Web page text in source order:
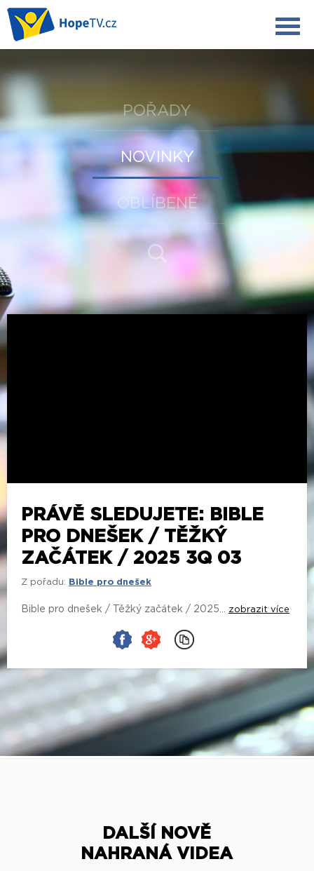
POŘADY
NOVINKY
OBLÍBENÉ
PRÁVĚ SLEDUJETE: BIBLE
PRO DNEŠEK / TĚŽKÝ
ZAČÁTEK / 2025 3Q 03
Z pořadu: Bible pro dnešek
Bible pro dnešek / Těžký začátek / 2025... zobrazit více
DALŠÍ NOVĚ
NAHRANÁ VIDEA